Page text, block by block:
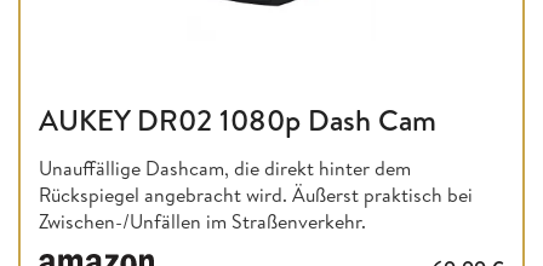
AUKEY DR02 1080p Dash Cam
Unauffällige Dashcam, die direkt hinter dem
Rückspiegel angebracht wird. Äußerst praktisch bei
Zwischen-/Unfällen im Straßenverkehr.